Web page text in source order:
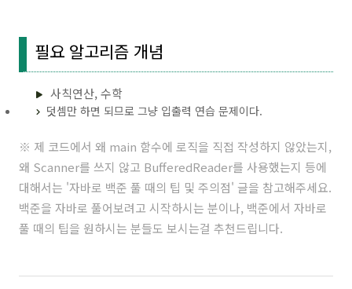
필요 알고리즘 개념
사칙연산, 수학
덧셈만 하면 되므로 그냥 입출력 연습 문제이다.
※ 제 코드에서 왜 main 함수에 로직을 직접 작성하지 않았는지,
왜 Scanner를 쓰지 않고 BufferedReader를 사용했는지 등에
대해서는 '자바로 백준 풀 때의 팁 및 주의점' 글을 참고해주세요.
백준을 자바로 풀어보려고 시작하시는 분이나, 백준에서 자바로
풀 때의 팁을 원하시는 분들도 보시는걸 추천드립니다.